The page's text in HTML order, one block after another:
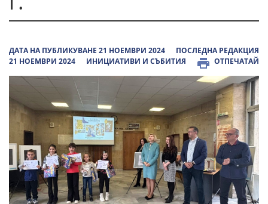
ДАТА НА ПУБЛИКУВАНЕ 21 НОЕМВРИ 2024
ПОСЛЕДНА РЕДАКЦИЯ
21 НОЕМВРИ 2024
ИНИЦИАТИВИ И СЪБИТИЯ ОТПЕЧАТАЙ